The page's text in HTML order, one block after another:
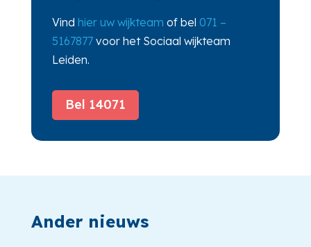
Vind hier uw wijkteam of bel 071 –
5167877voor het Sociaal wijkteam
Leiden.
Bel 14071
Ander nieuws